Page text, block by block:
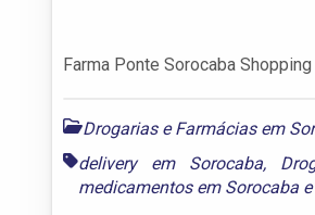
Farma Ponte Sorocaba Shopping
Drogarias e Farmácias em
delivery em Sorocaba,
medicamentos em Sorocaba e